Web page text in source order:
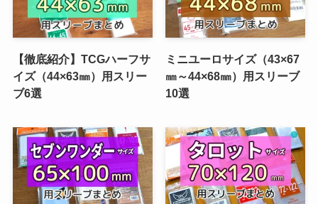
【徹底紹介】TCGハーフサ
イズ（44×63㎜）用スリー
ブ6選
ミニユーロサイズ（43×67
㎜～44×68㎜）用スリーブ
10選